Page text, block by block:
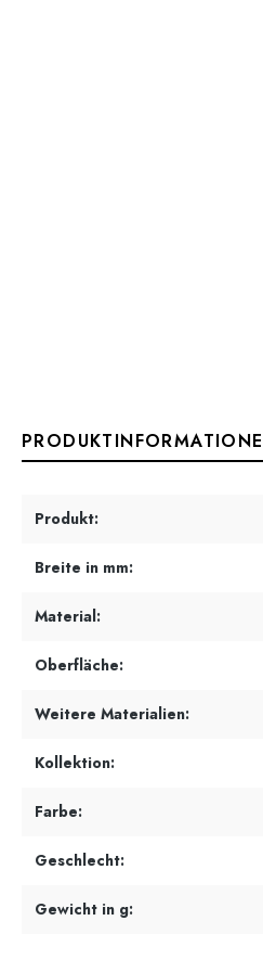
Produkt:
Breite in mm:
Material:
Oberfläche:
Weitere Materialien:
Kollektion:
Farbe:
Geschlecht:
Gewicht in g: